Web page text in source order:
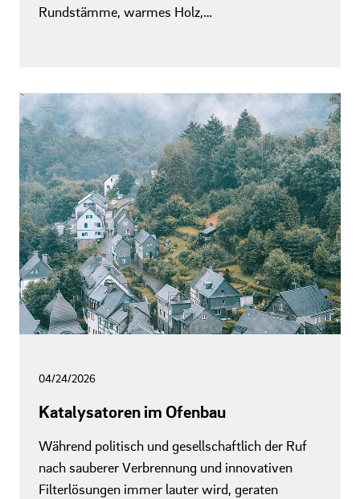
Rundstämme, warmes Holz,…
04/24/2026
Katalysatoren im Ofenbau
Während politisch und gesellschaftlich der Ruf
nach sauberer Verbrennung und innovativen
Filterlösungen immer lauter wird, geraten